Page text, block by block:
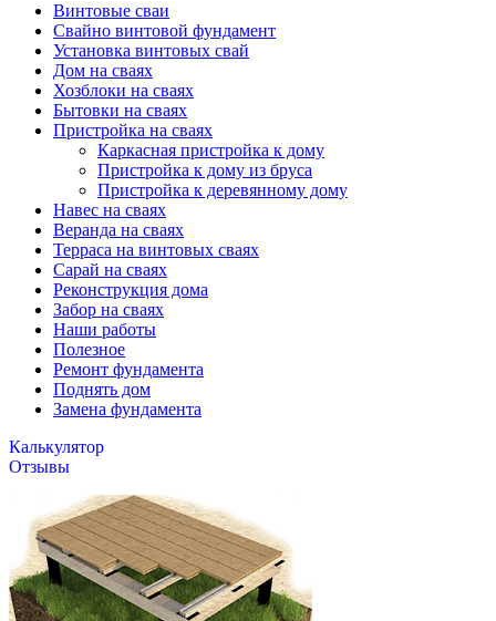
Винтовые сваи
Свайно винтовой фундамент
Установка винтовых свай
Дом на сваях
Хозблоки на сваях
Бытовки на сваях
Пристройка на сваях
Каркасная пристройка к дому
Пристройка к дому из бруса
Пристройка к деревянному дому
Навес на сваях
Веранда на сваях
Терраса на винтовых сваях
Cарай на сваях
Реконструкция дома
Забор на сваях
Наши работы
Полезное
Ремонт фундамента
Поднять дом
Замена фундамента
Калькулятор
Отзывы